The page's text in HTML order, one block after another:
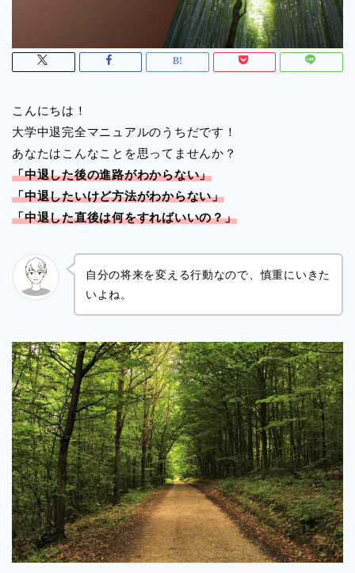
こんにちは！
大学中退完全マニュアルのうちだです！
あなたはこんなことを思ってませんか？
「中退した後の進路がわからない」
「中退したいけど方法がわからない」
「中退した直後は何をすればいいの？」
自分の将来を変える行動なので、慎重にいきた
いよね。